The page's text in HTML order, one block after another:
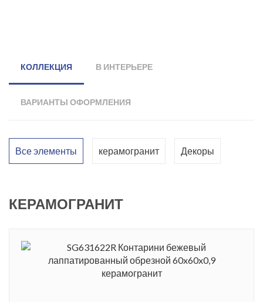
КОЛЛЕКЦИЯ В ИНТЕРЬЕРЕ
ВАРИАНТЫ ОФОРМЛЕНИЯ
Все элементы керамогранит Декоры
КЕРАМОГРАНИТ